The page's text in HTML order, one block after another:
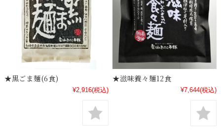
★黒ごま麺(6食)
¥2,916(税込)
★滋味養々麺12食
¥7,644(税込)